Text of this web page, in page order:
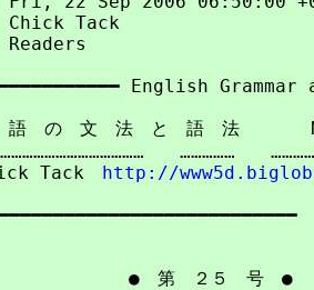
Chick Tack
Readers
English Grammar
語　の　文　法　と　語　法　　　
　　……………　　
Tack http://
第　２５　号 ●